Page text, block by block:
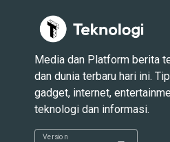
Media dan Platform berita
dan dunia terbaru hari ini.
gadget, internet,
teknologi dan informasi.
Version